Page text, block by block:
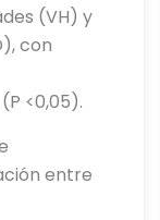
(VH) y
con
<0,05).
entre